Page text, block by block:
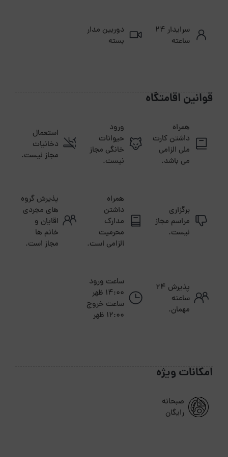
سرایدار ۲۴
ساعته
دوربین مدار
بسته
قوانین اقامتگاه
همراه
داشتن کارت
ملی الزامی
می باشد.
ورود
حیوانات
خانگی مجاز
نیست.
استعمال
دخانیات
مجاز نیست.
برگزاری
مراسم مجاز
نیست.
همراه
داشتن
مدارک
محرمیت
الزامی است.
پذیرش گروه
های مجردی
اقایان و
خانم ها
مجاز است.
پذیرش ۲۴
ساعته
مهمان.
ساعت ورود
14:00 ظهر
ساعت خروج
12:00 ظهر
امکانات ویژه
صبحانه
رایگان